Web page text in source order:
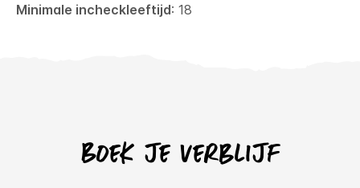
Minimale incheckleeftijd: 18
Boek je verblijf